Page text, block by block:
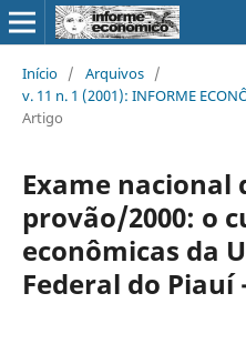
Início / Arquivos /
v. 11 n. 1 (2001): INFORME
Artigo
Exame nacional
provão/2000: o
econômicas da
Federal do Piauí